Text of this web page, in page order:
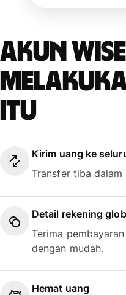
Akun Wise
itu
Kirim uang ke
Transfer tiba
Detail rekening
Terima
dengan mudah.
Hemat uang